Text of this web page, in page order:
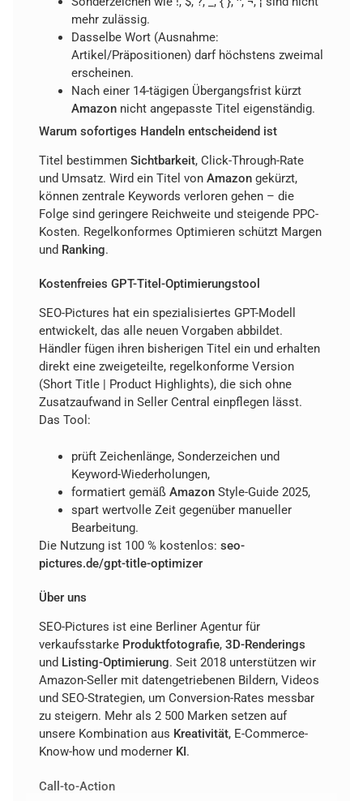
mehr zulässig.
Dasselbe Wort (Ausnahme:
Artikel/Präpositionen) darf höchstens zweimal
erscheinen.
Nach einer 14-tägigen Übergangsfrist kürzt
Amazon nicht angepasste Titel eigenständig.
Warum sofortiges Handeln entscheidend ist
Titel bestimmen Sichtbarkeit, Click-Through-Rate
und Umsatz. Wird ein Titel von Amazon gekürzt,
können zentrale Keywords verloren gehen – die
Folge sind geringere Reichweite und steigende PPC-
Kosten. Regelkonformes Optimieren schützt Margen
und Ranking.
Kostenfreies GPT-Titel-Optimierungstool
SEO-Pictures hat ein spezialisiertes GPT-Modell
entwickelt, das alle neuen Vorgaben abbildet.
Händler fügen ihren bisherigen Titel ein und erhalten
direkt eine zweigeteilte, regelkonforme Version
(Short Title | Product Highlights), die sich ohne
Zusatzaufwand in Seller Central einpflegen lässt.
Das Tool:
prüft Zeichenlänge, Sonderzeichen und
Keyword-Wiederholungen,
formatiert gemäß Amazon Style-Guide 2025,
spart wertvolle Zeit gegenüber manueller
Bearbeitung.
Die Nutzung ist 100 % kostenlos: seo-
pictures.de/gpt-title-optimizer
Über uns
SEO-Pictures ist eine Berliner Agentur für
verkaufsstarke Produktfotografie, 3D-Renderings
und Listing-Optimierung. Seit 2018 unterstützen wir
Amazon-Seller mit datengetriebenen Bildern, Videos
und SEO-Strategien, um Conversion-Rates messbar
zu steigern. Mehr als 2 500 Marken setzen auf
unsere Kombination aus Kreativität, E-Commerce-
Know-how und moderner KI.
Call-to-Action